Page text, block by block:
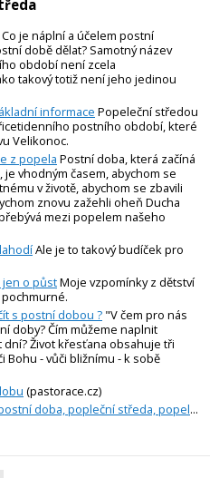
Co je náplní a účelem postní
době dělat? Samotný název
období není zcela
takový totiž není jeho jedinou
informace Popeleční středou
postního období, které
Velikonoc.
z popela Postní doba, která začíná
vhodným časem, abychom se
v životě, abychom se zbavili
znovu zažehli oheň Ducha
mezi popelem našeho
Ale je to takový budíček pro
o půstMoje vzpomínky z dětství
s postní dobou ? "V čem pro nás
doby? Čím můžeme naplnit
Život křesťana obsahuje tři
Bohu - vůči bližnímu - k sobě
(pastorace.cz)
doba, popleční středa, popel...